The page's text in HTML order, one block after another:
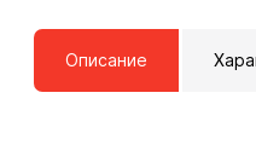
Описание